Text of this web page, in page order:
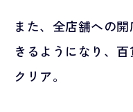
また、全店舗への
きるようになり、
クリア。